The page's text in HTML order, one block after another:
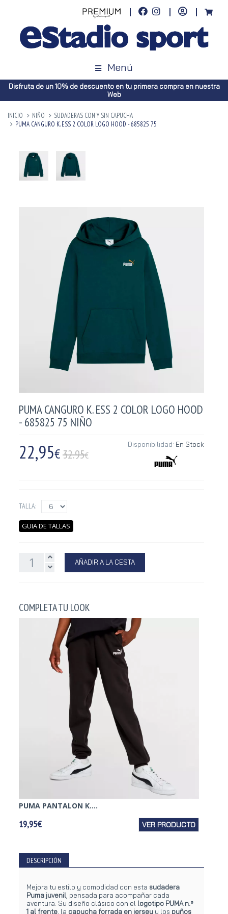
Menú
Disfruta de un 10% de descuento en tu primera compra en nuestra
Web
INICIO NIÑO
SUDADERAS CON Y SIN CAPUCHA
PUMA CANGURO K. ESS 2 COLOR LOGO HOOD - 685825 75
PUMA CANGURO K. ESS 2 COLOR LOGO HOOD
- 685825 75 NIÑO
22,95€32.95€
Disponibilidad: En Stock
TALLA:
GUIA DE TALLAS
AÑADIR A LA CESTA
COMPLETA TU LOOK
PUMA PANTALON K....
19,95€ VER PRODUCTO
DESCRIPCIÓN
Mejora tu estilo y comodidad con esta sudadera
Puma juvenil , pensada para acompañar cada
aventura. Su diseño clásico con el logotipo PUMA n.º
1 al frente , la capucha forrada en jersey y los puños